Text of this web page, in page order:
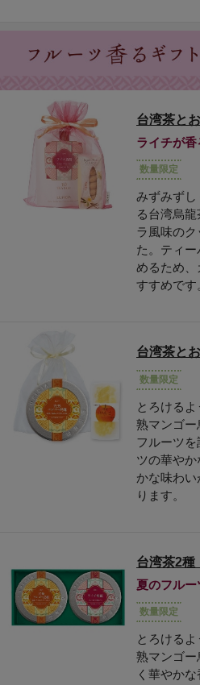
台湾茶と
ライチが香
数量限定
みずみず
る台湾烏
ラ風味の
た。ティ
めるため、
すすめです
台湾茶と
数量限定
とろける
熟マンゴー
フルーツ
ツの華や
かな味わ
ります。
台湾茶2種
夏のフルー
数量限定
とろける
熟マンゴ
く華やか